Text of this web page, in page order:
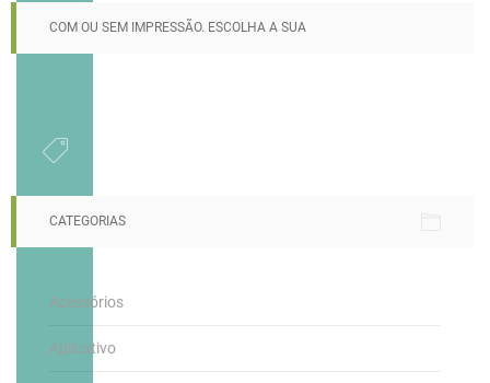
COM OU SEM IMPRESSÃO. ESCOLHA A SUA
CATEGORIAS
Acessórios
Aplicativo